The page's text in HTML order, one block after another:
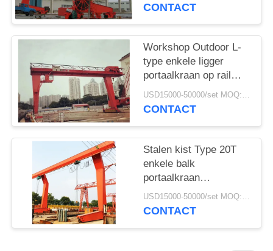
CONTACT
Workshop Outdoor L-
type enkele ligger
portaalkraan op rail
gemonteerd
USD15000-50000/set MOQ:1 stel
CONTACT
Stalen kist Type 20T
enkele balk
portaalkraan
elektrische takel
USD15000-50000/set MOQ:1 stel
CONTACT